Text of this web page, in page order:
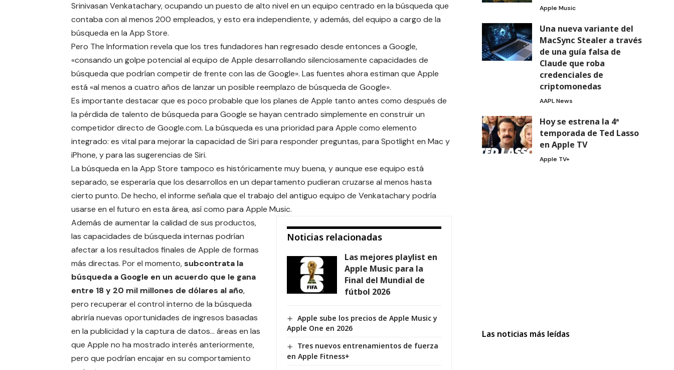
Srinivasan Venkatachary, ocupando un puesto de alto nivel en un equipo centrado en la búsqueda que
contaba con al menos 200 empleados, y esto era independiente, y además, del equipo a cargo de la
búsqueda en la App Store.
Pero The Information revela que los tres fundadores han regresado desde entonces a Google,
«consando un golpe potencial al equipo de Apple desarrollando silenciosamente capacidades de
búsqueda que podrían competir de frente con las de Google». Las fuentes ahora estiman que Apple
está «al menos a cuatro años de lanzar un posible reemplazo de búsqueda de Google».
Es importante destacar que es poco probable que los planes de Apple tanto antes como después de
la pérdida de talento de búsqueda para Google se hayan centrado simplemente en construir un
competidor directo de Google.com. La búsqueda es una prioridad para Apple como elemento
integrado: es vital para mejorar la capacidad de Siri para responder preguntas, para Spotlight en Mac y
iPhone, y para las sugerencias de Siri.
La búsqueda en la App Store tampoco es históricamente muy buena, y aunque ese equipo está
separado, se esperaría que los desarrollos en un departamento pudieran cruzarse al menos hasta
cierto punto. De hecho, el informe señala que el trabajo del antiguo equipo de Venkatachary podría
usarse en el futuro en esta área, así como para Apple Music.
Noticias relacionadas
Las mejores playlist en
Apple Music para la
Final del Mundial de
fútbol 2026
Apple sube los precios de Apple Music y
Apple One en 2026
Tres nuevos entrenamientos de fuerza
en Apple Fitness+
Además de aumentar la calidad de sus productos,
las capacidades de búsqueda internas podrían
afectar a los resultados finales de Apple de formas
más directas. Por el momento,subcontrata la
búsqueda a Google en un acuerdo que le gana
entre 18 y 20 mil millones de dólares al año,
pero recuperar el control interno de la búsqueda
abriría nuevas oportunidades de ingresos basadas
en la publicidad y la captura de datos… áreas en las
que Apple no ha mostrado interés anteriormente,
pero que podrían encajar en su comportamiento
Apple Music
Una nueva variante del
MacSync Stealer a través
de una guía falsa de
Claude que roba
credenciales de
criptomonedas
AAPL News
Hoy se estrena la 4ª
temporada de Ted Lasso
en Apple TV
Apple TV+
Las noticias más leídas